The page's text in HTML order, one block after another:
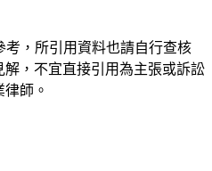
，所引用資料也請自行查核
，不宜直接引用為主張或訴訟
師。